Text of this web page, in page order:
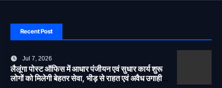
Recent Post
Jul 7, 2026
लैलूंगा पोस्ट ऑफिस में आधार पंजीयन एवं सुधार कार्य शुरू
लोगों को मिलेगी बेहतर सेवा, भीड़ से राहत एवं अवैध उगाही